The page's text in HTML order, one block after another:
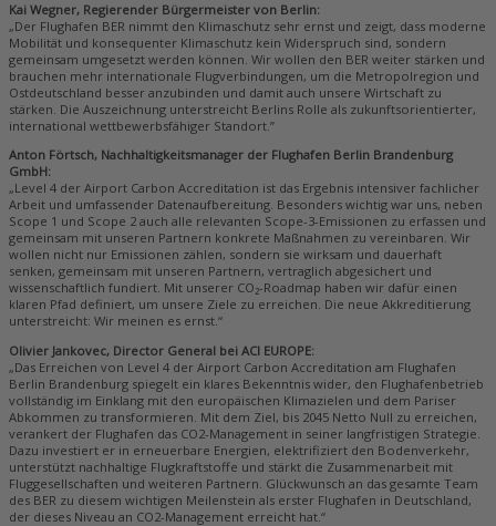
Kai Wegner, Regierender Bürgermeister von Berlin:
„Der Flughafen BER nimmt den Klimaschutz sehr ernst und zeigt, dass moderne
Mobilität und konsequenter Klimaschutz kein Widerspruch sind, sondern
gemeinsam umgesetzt werden können. Wir wollen den BER weiter stärken und
brauchen mehr internationale Flugverbindungen, um die Metropolregion und
Ostdeutschland besser anzubinden und damit auch unsere Wirtschaft zu
stärken. Die Auszeichnung unterstreicht Berlins Rolle als zukunftsorientierter,
international wettbewerbsfähiger Standort.”
Anton Förtsch, Nachhaltigkeitsmanager der Flughafen Berlin Brandenburg
GmbH:
„Level 4 der Airport Carbon Accreditation ist das Ergebnis intensiver fachlicher
Arbeit und umfassender Datenaufbereitung. Besonders wichtig war uns, neben
Scope 1 und Scope 2 auch alle relevanten Scope-3-Emissionen zu erfassen und
gemeinsam mit unseren Partnern konkrete Maßnahmen zu vereinbaren. Wir
wollen nicht nur Emissionen zählen, sondern sie wirksam und dauerhaft
senken, gemeinsam mit unseren Partnern, vertraglich abgesichert und
wissenschaftlich fundiert. Mit unserer CO₂-Roadmap haben wir dafür einen
klaren Pfad definiert, um unsere Ziele zu erreichen. Die neue Akkreditierung
unterstreicht: Wir meinen es ernst.“
Olivier Jankovec, Director General bei ACI EUROPE:
„Das Erreichen von Level 4 der Airport Carbon Accreditation am Flughafen
Berlin Brandenburg spiegelt ein klares Bekenntnis wider, den Flughafenbetrieb
vollständig im Einklang mit den europäischen Klimazielen und dem Pariser
Abkommen zu transformieren. Mit dem Ziel, bis 2045 Netto Null zu erreichen,
verankert der Flughafen das CO2-Management in seiner langfristigen Strategie.
Dazu investiert er in erneuerbare Energien, elektrifiziert den Bodenverkehr,
unterstützt nachhaltige Flugkraftstoffe und stärkt die Zusammenarbeit mit
Fluggesellschaften und weiteren Partnern. Glückwunsch an das gesamte Team
des BER zu diesem wichtigen Meilenstein als erster Flughafen in Deutschland,
der dieses Niveau an CO2-Management erreicht hat.“